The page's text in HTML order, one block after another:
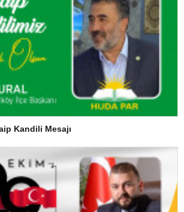
Kandili Mesajı